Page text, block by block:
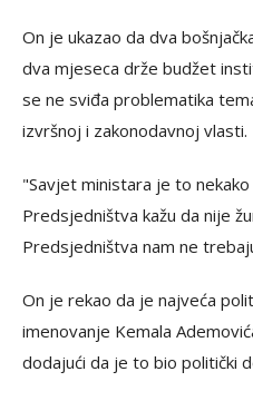
On je ukazao da dva
dva mjeseca drže budžet
se ne sviđa problematika
izvršnoj i zakonodavnoj vlasti.
"Savjet ministara je to
Predsjedništva kažu da nije
Predsjedništva nam ne
On je rekao da je najveća
imenovanje Kemala
dodajući da je to bio politički